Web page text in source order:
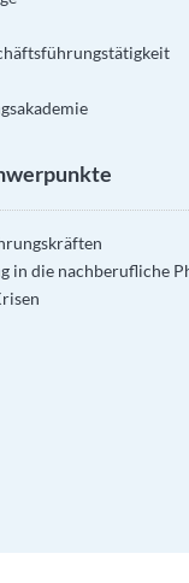
in die nachberufliche